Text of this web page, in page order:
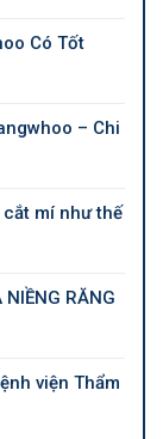
Có Tốt
– Chi
cắt mí như thế
RĂNG
viện Thẩm